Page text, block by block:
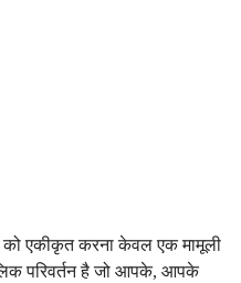
को एकीकृत करना केवल एक मामूली
परिवर्तन है जो आपके, आपके